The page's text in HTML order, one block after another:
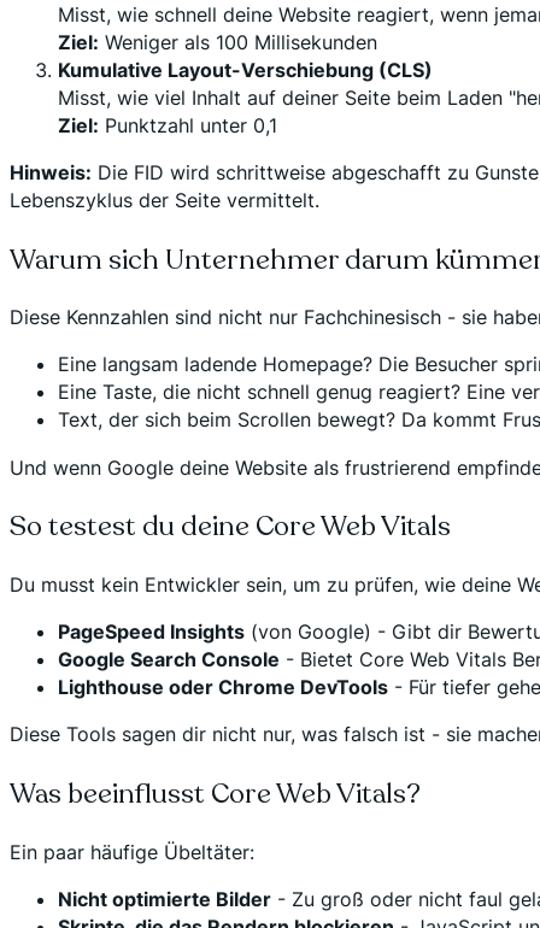
Misst, wie schnell deine Website reagiert, wenn
Ziel: Weniger als 100 Millisekunden
Kumulative Layout-Verschiebung (CLS)
Misst, wie viel Inhalt auf deiner Seite beim Laden
Ziel: Punktzahl unter 0,1
Hinweis: Die FID wird schrittweise abgeschafft zu
Lebenszyklus der Seite vermittelt.
Warum sich Unternehmer darum
Diese Kennzahlen sind nicht nur Fachchinesisch - sie
Eine langsam ladende Homepage? Die Besucher
Eine Taste, die nicht schnell genug reagiert? Eine
Text, der sich beim Scrollen bewegt? Da kommt
Und wenn Google deine Website als frustrierend
So testest du deine Core Web Vitals
Du musst kein Entwickler sein, um zu prüfen, wie deine
PageSpeed Insights (von Google) - Gibt dir
Google Search Console - Bietet Core Web Vitals
Lighthouse oder Chrome DevTools - Für tiefer
Diese Tools sagen dir nicht nur, was falsch ist - sie
Was beeinflusst Core Web Vitals?
Ein paar häufige Übeltäter:
Nicht optimierte Bilder - Zu groß oder nicht faul